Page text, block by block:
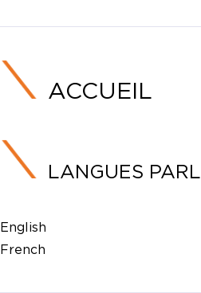
ACCUEIL
LANGUES
English
French